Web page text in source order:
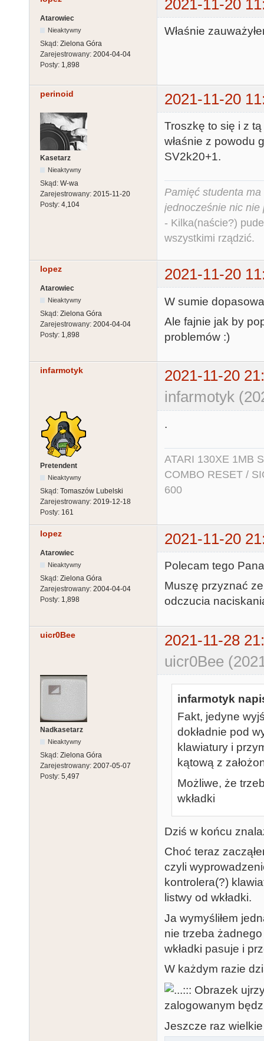
2021-11-20
Atarowiec
Nieaktywny
Skąd: Zielona Góra
Zarejestrowany: 2004-04-04
Posty: 1,898
Właśnie
perinoid 2021-11-20
Kasetarz
Nieaktywny
Skąd: W-wa
Zarejestrowany: 2015-11-20
Posty: 4,104
Troszkę to się i z
właśnie z powodu
SV2k20+1.
Pamięć studenta
jednocześnie nic nie
- Kilka(naście?)
wszystkimi rządzić.
lopez 2021-11-20
Atarowiec
Nieaktywny
Skąd: Zielona Góra
Zarejestrowany: 2004-04-04
Posty: 1,898
W sumie
Ale fajnie jak by
problemów :)
infarmotyk
2021-11-20
infarmotyk
Pretendent
Nieaktywny
Skąd: Tomaszów Lubelski
Zarejestrowany: 2019-12-18
Posty: 161
.
ATARI 130XE 1MB
COMBO RESET /
600
lopez 2021-11-20
Atarowiec
Nieaktywny
Skąd: Zielona Góra
Zarejestrowany: 2004-04-04
Posty: 1,898
Polecam tego
Muszę przyznać
odczucia
uicr0Bee
2021-11-28
uicr0Bee
Nadkasetarz
Nieaktywny
Skąd: Zielona Góra
Zarejestrowany: 2007-05-07
Posty: 5,497
infarmotyk
Fakt, jedyne
dokładnie pod
klawiatury i
kątową z
Możliwe, że
wkładki
Dziś w końcu
Choć teraz
czyli
kontrolera(?)
listwy od wkładki.
Ja wymyśliłem
nie trzeba
wkładki pasuje i
W każdym razie
Jeszcze raz